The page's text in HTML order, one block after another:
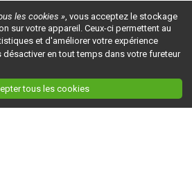
les cookies », vous acceptez le stockage
sur votre appareil. Ceux-ci permettent au
et d'améliorer votre expérience
désactiver en tout temps dans votre fureteur
tous les cookies